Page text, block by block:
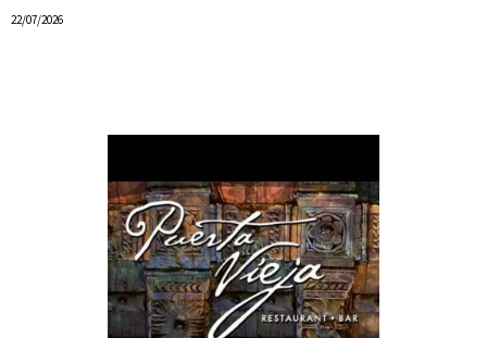
22/07/2026